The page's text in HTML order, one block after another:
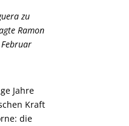
zu
Ramon
Jahre
Kraft
die